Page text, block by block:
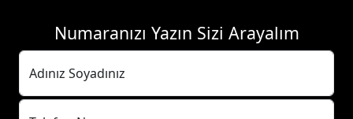
Numaranızı Yazın Sizi Arayalım
Adınız Soyadınız